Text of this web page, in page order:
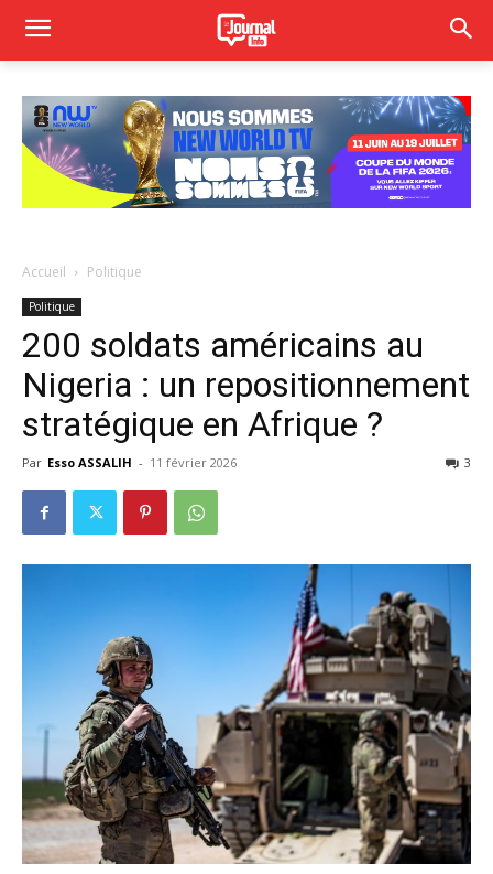
Accueil Politique
Politique
200 soldats américains au
Nigeria : un repositionnement
stratégique en Afrique ?
Par Esso ASSALIH - 11 février 2026 3